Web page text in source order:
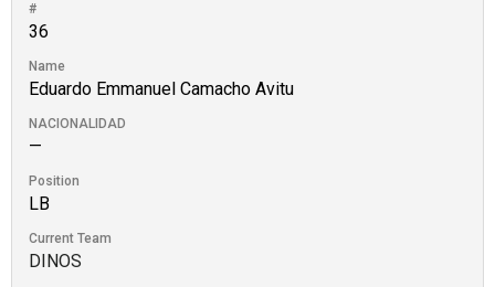
#
36
Name
Eduardo Emmanuel Camacho Avitu
NACIONALIDAD
—
Position
LB
Current Team
DINOS